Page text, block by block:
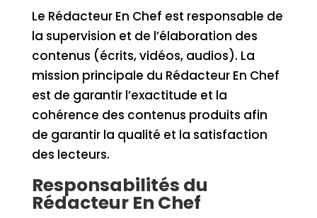
Le Rédacteur En Chef est responsable de
la supervision et de l’élaboration des
contenus (écrits, vidéos, audios). La
mission principale du Rédacteur En Chef
est de garantir l’exactitude et la
cohérence des contenus produits afin
de garantir la qualité et la satisfaction
des lecteurs.
Responsabilités du
Rédacteur En Chef